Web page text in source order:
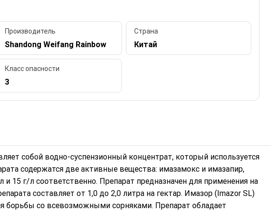
Производитель
Shandong Weifang Rainbow
Страна
Китай
Класс опасности
3
собой водно-суспензионный концентрат, который используется
содержатся две активные вещества: имазамокс и имазапир,
и 15 г/л соответственно. Препарат предназначен для применения на
составляет от 1,0 до 2,0 литра на гектар. Имазор (Imazor SL)
борьбы со всевозможными сорняками. Препарат обладает